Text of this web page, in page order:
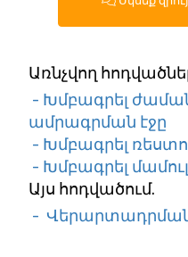
Առնչվող
- Խմբագրել
ամրագրման էջը
- Խմբագրել
- Խմբագրել
Այս հոդվածում.
- Վերարտադրման